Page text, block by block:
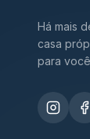
Há mais
casa
para